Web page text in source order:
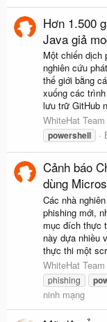
Hơn 1.500
Java giả
Một chiến dịch
nghiên cứu
thế giới bằng
xuống các
lưu trữ GitHub
WhiteHat Team
powershell
Cảnh báo
dùng
Các nhà
phishing mới,
mục đích thực
này dựa nhiều
thực thi một
WhiteHat Team
phishing
ninh mạng